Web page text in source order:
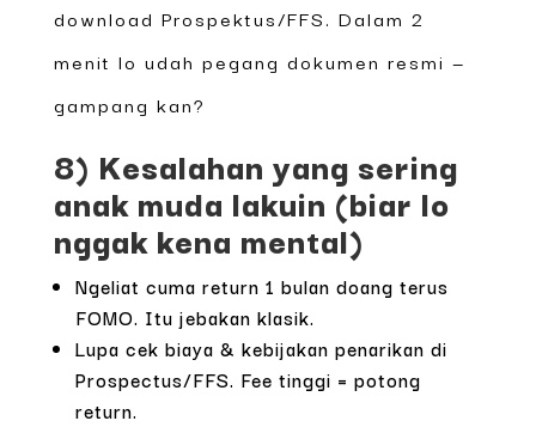
download Prospektus/FFS. Dalam 2
menit lo udah pegang dokumen resmi —
gampang kan?
8) Kesalahan yang sering
anak muda lakuin (biar lo
nggak kena mental)
Ngeliat cuma return 1 bulan doang terus
FOMO. Itu jebakan klasik.
Lupa cek biaya & kebijakan penarikan di
Prospectus/FFS. Fee tinggi = potong
return.